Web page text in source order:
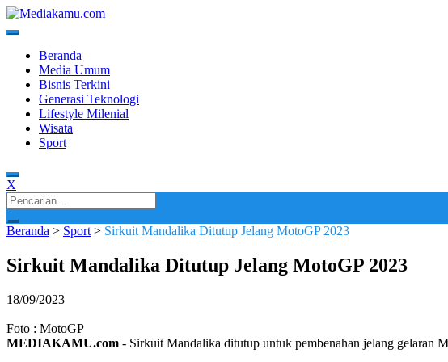
Skip
to
MEDIAKAMU.com
Media Terkini untuk Generasi Milenial!
Beranda
Media Umum
Bisnis Terkini
Generasi Teknologi
Lifestyle Milenial
Wisata
Sport
X
Search
for:
Beranda > Sport > Sirkuit Mandalika Ditutup Jelang MotoGP 2023
Sirkuit Mandalika Ditutup Jelang MotoGP 2023
18/09/2023
Foto : MotoGP
MEDIAKAMU.com - Sirkuit Mandalika ditutup untuk pembenahan jelang gelaran